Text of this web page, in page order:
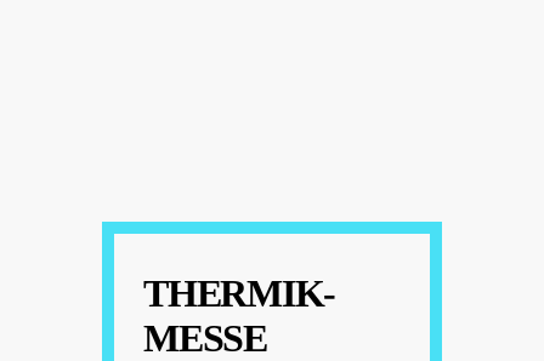
THERMIK-
MESSE